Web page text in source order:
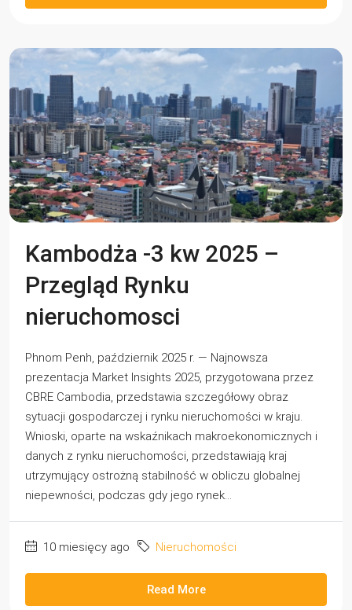
Kambodża -3 kw 2025 –
Przegląd Rynku
nieruchomosci
Phnom Penh, październik 2025 r. — Najnowsza
prezentacja Market Insights 2025, przygotowana przez
CBRE Cambodia, przedstawia szczegółowy obraz
sytuacji gospodarczej i rynku nieruchomości w kraju.
Wnioski, oparte na wskaźnikach makroekonomicznych i
danych z rynku nieruchomości, przedstawiają kraj
utrzymujący ostrożną stabilność w obliczu globalnej
niepewności, podczas gdy jego rynek...
10 miesięcy ago Nieruchomości
Read More